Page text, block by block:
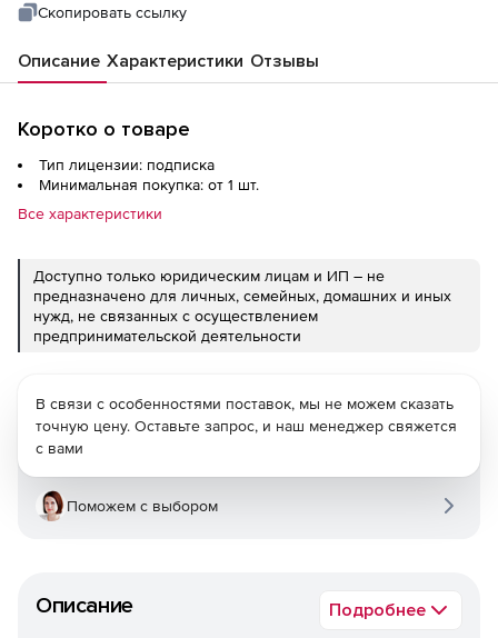
Скопировать ссылку
Описание Характеристики Отзывы
Коротко о товаре
Тип лицензии: подписка
Минимальная покупка: от 1 шт.
Все характеристики
Доступно только юридическим лицам и ИП – не
предназначено для личных, семейных, домашних и иных
нужд, не связанных с осуществлением
предпринимательской деятельности
Описание Подробнее
В связи с особенностями поставок, мы не можем сказать
точную цену. Оставьте запрос, и наш менеджер свяжется
с вами
Поможем с выбором